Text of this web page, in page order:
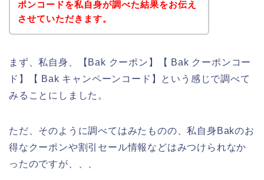
ポンコードを私自身が調べた結果をお伝え
させていただきます。
まず、私自身、【Bak クーポン】【 Bak クーポンコー
ド】【 Bak キャンペーンコード】という感じで調べて
みることにしました。
ただ、そのように調べてはみたものの、私自身Bakのお
得なクーポンや割引セール情報などはみつけられなか
ったのですが、、、